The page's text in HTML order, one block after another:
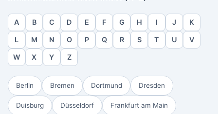
A B C D E F G H I J K
L M N O P Q R S T U V
W X Y Z
Berlin Bremen Dortmund Dresden
Duisburg Düsseldorf Frankfurt am Main